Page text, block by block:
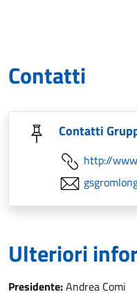
Contatti
Contatti
http://
Ulteriori
Presidente:Andrea Comi